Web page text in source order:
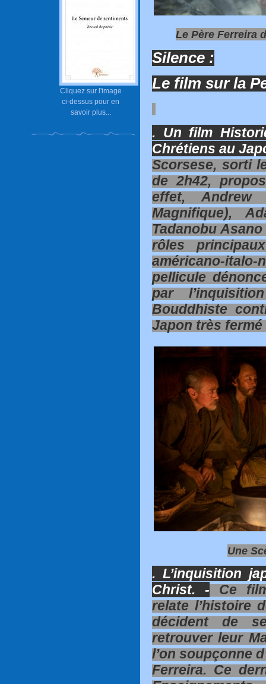
Cliquez sur l'image
ci-dessus pour en
savoir plus...
Le Père Ferreira
Silence :
Le film sur la
. Un film
Chrétiens au
Scorsese, sorti
de 2h42,
effet,
Magnifique),
Tadanobu
rôles
américano-
pellicule
par
Bouddhiste
Japon très fermé
Une
. L’inquisition
Christ. -Ce film
relate l’histoire
décident de
retrouver leur
l’on soupçonne
Ferreira. Ce